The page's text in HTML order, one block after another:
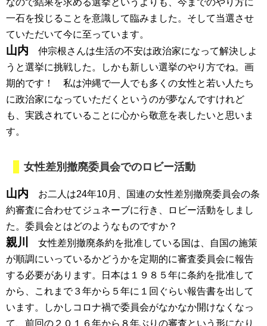
一石を投じることを意識して臨みました。そして当選させ
ていただいて今に至っています。
山内 仲宗根さんは生活の不安は政治家になって解決しよ
うと選挙に挑戦した。しかも新しい選挙のやり方でね。画
期的です！ 私は沖縄で一人でも多くの女性と若い人たち
に政治家になっていただくというのが夢なんですけれど
も、実践されていることに心から敬意を表したいと思いま
す。
女性差別撤廃委員会でのロビー活動
山内 お二人は24年10月、国連の女性差別撤廃委員会の条
約審査に合わせてジュネーブに行き、ロビー活動をしまし
た。委員会とはどのようなものですか？
親川
女性差別撤廃条約を批准している国は、自国の施策
が順調にいっているかどうかを定期的に審査委員会に報告
する必要があります。日本は１９８５年に条約を批准して
から、これまで３年から５年に１回ぐらい報告書を出して
います。しかしコロナ禍で委員会がなかなか開けなくなっ
て、前回の２０１６年から８年ぶりの審査という形になり